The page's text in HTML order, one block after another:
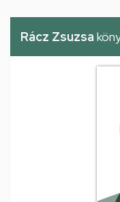
Rácz Zsuzsa